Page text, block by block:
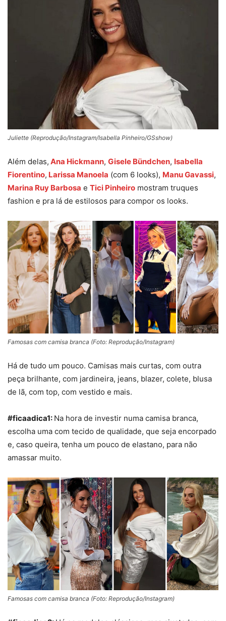
Juliette (Reprodução/Instagram/Isabella Pinheiro/GSshow)
Além delas, Ana Hickmann, Gisele Bündchen, Isabella
Fiorentino, Larissa Manoela (com 6 looks), Manu Gavassi,
Marina Ruy Barbosa e Tici Pinheiro mostram truques
fashion e pra lá de estilosos para compor os looks.
Famosas com camisa branca (Foto: Reprodução/Instagram)
Há de tudo um pouco. Camisas mais curtas, com outra
peça brilhante, com jardineira, jeans, blazer, colete, blusa
de lã, com top, com vestido e mais.
#ficaadica1: Na hora de investir numa camisa branca,
escolha uma com tecido de qualidade, que seja encorpado
e, caso queira, tenha um pouco de elastano, para não
amassar muito.
Famosas com camisa branca (Foto: Reprodução/Instagram)